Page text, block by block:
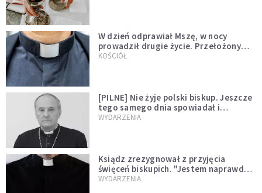
W dzień odprawiał Mszę, w nocy
prowadził drugie życie. Przełożony
kazał mu opuścić zakon
KOŚCIÓŁ
[PILNE] Nie żyje polski biskup. Jeszcze
tego samego dnia spowiadał i
sprawował Mszę świętą
WYDARZENIA
Ksiądz zrezygnował z przyjęcia
święceń biskupich. "Jestem naprawdę
niegodny"
WYDARZENIA